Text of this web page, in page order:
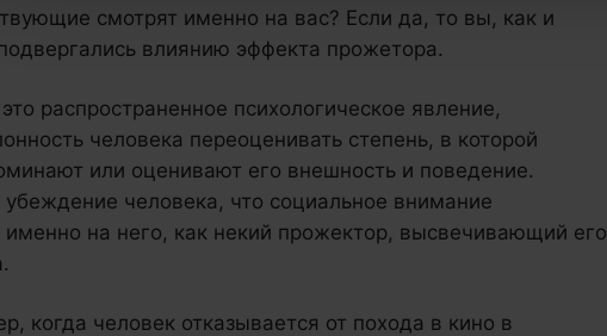
смотрят именно на вас? Если да, то вы, как и
влиянию эффекта прожетора.
распространенное психологическое явление,
человека переоценивать степень, в которой
или оценивают его внешность и поведение.
человека, что социальное внимание
на него, как некий прожектор, высвечивающий его
когда человек отказывается от похода в кино в